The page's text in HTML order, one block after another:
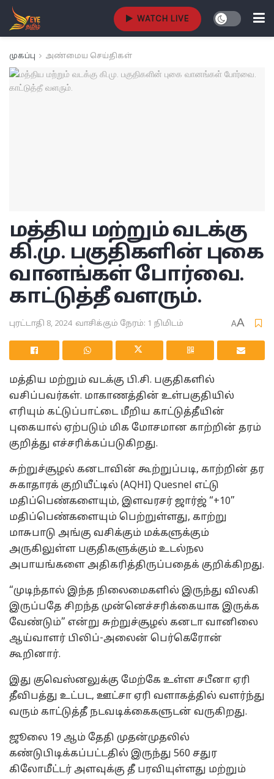
WATCH LIVE
முகப்பு அண்மைய செய்திகள்
மத்திய மற்றும் வடக்கு
கி.மு. பகுதிகளின் புகை
வானங்கள் போர்வை.
காட்டுத்தீ வளரும்.
புரட்டாதி 8, 2024 வாசிக்கும் நேரம்: 1 நிமிடம் AA
மத்திய மற்றும் வடக்கு பி.சி. பகுதிகளில்
வசிப்பவர்கள். மாகாணத்தின் உள்பகுதியில்
எரியும் கட்டுப்பாட்டை மீறிய காட்டுத்தீயின்
புகையால் ஏற்படும் மிக மோசமான காற்றின் தரம்
குறித்து எச்சரிக்கப்படுகிறது.
சுற்றுச்சூழல் கனடாவின் கூற்றுப்படி, காற்றின் தர
சுகாதாரக் குறியீட்டில் (AQHI) Quesnel எட்டு
மதிப்பெண்களையும், இளவரசர் ஜார்ஜ் “+10”
மதிப்பெண்களையும் பெற்றுள்ளது, காற்று
மாசுபாடு அங்கு வசிக்கும் மக்களுக்கும்
அருகிலுள்ள பகுதிகளுக்கும் உடல்நல
அபாயங்களை அதிகரித்திருப்பதைக் குறிக்கிறது.
“முடிந்தால் இந்த நிலைமைகளில் இருந்து விலகி
இருப்பதே சிறந்த முன்னெச்சரிக்கையாக இருக்க
வேண்டும்” என்று சுற்றுச்சூழல் கனடா வானிலை
ஆய்வாளர் பிலிப்-அலைன் பெர்கெரோன்
கூறினார்.
இது குவெஸ்னலுக்கு மேற்கே உள்ள சபீனா ஏரி
தீவிபத்து உட்பட, ஊட்சா ஏரி வளாகத்தில் வளர்ந்து
வரும் காட்டுத்தீ நடவடிக்கைகளுடன் வருகிறது.
ஜூலை 19 ஆம் தேதி முதன்முதலில்
கண்டுபிடிக்கப்பட்டதில் இருந்து 560 சதுர
கிலோமீட்டர் அளவுக்கு தீ பரவியுள்ளது மற்றும்